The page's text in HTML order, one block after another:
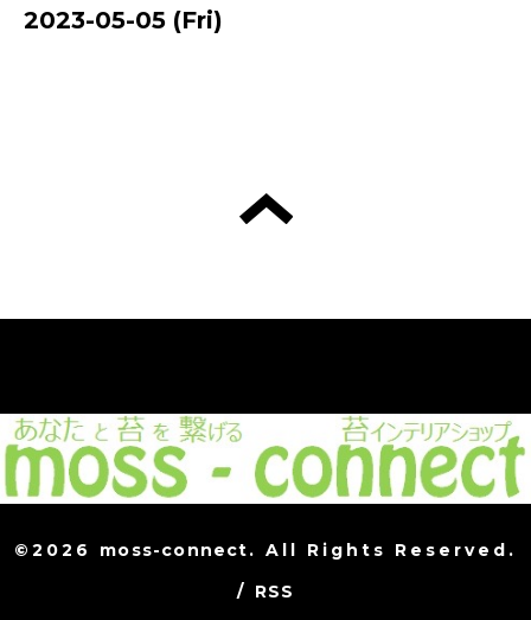
2023-05-05 (Fri)
©2026 moss-connect. All Rights Reserved.
/ RSS